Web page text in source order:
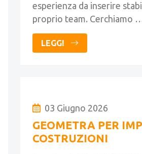
esperienza da inserire
proprio team. Cerchiamo
LEGGI
03 Giugno 2026
GEOMETRA PER
COSTRUZIONI